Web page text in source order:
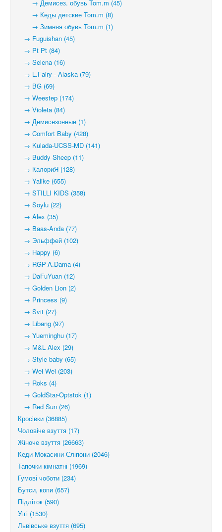
→ Демисез. обувь Tom.m (45)
→ Кеды детские Tom.m (8)
→ Зимняя обувь Tom.m (1)
→ Fuguishan (45)
→ Pt Pt (84)
→ Selena (16)
→ L.Fairy - Alaska (79)
→ BG (69)
→ Weestep (174)
→ Violeta (84)
→ Демисезонные (1)
→ Comfort Baby (428)
→ Kulada-UCSS-MD (141)
→ Buddy Sheep (11)
→ КалориЯ (128)
→ Yalike (655)
→ STILLI KIDS (358)
→ Soylu (22)
→ Alex (35)
→ Baas-Anda (77)
→ Эльффей (102)
→ Happy (6)
→ RGP-A.Dama (4)
→ DaFuYuan (12)
→ Golden Lion (2)
→ Princess (9)
→ Svit (27)
→ Libang (97)
→ Yueminghu (17)
→ M&L Alex (29)
→ Style-baby (65)
→ Wei Wei (203)
→ Roks (4)
→ GoldStar-Optstok (1)
→ Red Sun (26)
Кросівки (36885)
Чоловіче взуття (17)
Жіноче взуття (26663)
Кеди-Мокасини-Сліпони (2046)
Тапочки кімнатні (1969)
Гумові чоботи (234)
Бутси, копи (657)
Підліток (590)
Уггі (1530)
Львівське взуття (695)